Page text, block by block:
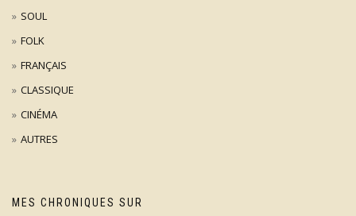
SOUL
FOLK
FRANÇAIS
CLASSIQUE
CINÉMA
AUTRES
MES CHRONIQUES SUR